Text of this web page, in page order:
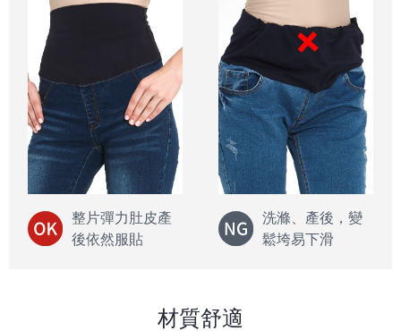
整片彈力肚皮產
後依然服貼
洗滌、產後，變
鬆垮易下滑
材質舒適